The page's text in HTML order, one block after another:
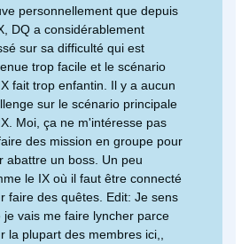
personnellement que depuis
DQ a considérablement
sur sa difficulté qui est
trop facile et le scénario
fait trop enfantin. Il y a aucun
sur le scénario principale
Moi, ça ne m'intéresse pas
des mission en groupe pour
abattre un boss. Un peu
le IX où il faut être connecté
faire des quêtes. Edit: Je sens
je vais me faire lyncher parce
la plupart des membres ici,,